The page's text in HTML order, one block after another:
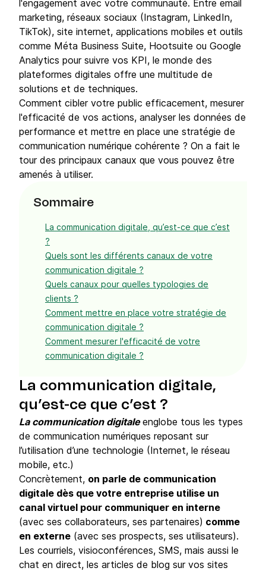
l'engagement avec votre communauté. Entre email
marketing, réseaux sociaux (Instagram, LinkedIn,
TikTok), site internet, applications mobiles et outils
comme Méta Business Suite, Hootsuite ou Google
Analytics pour suivre vos KPI, le monde des
plateformes digitales offre une multitude de
solutions et de techniques.
Comment cibler votre public efficacement, mesurer
l'efficacité de vos actions, analyser les données de
performance et mettre en place une stratégie de
communication numérique cohérente ? On a fait le
tour des principaux canaux que vous pouvez être
amenés à utiliser.
Sommaire
La communication digitale, qu’est-ce que c’est
?
Quels sont les différents canaux de votre
communication digitale ?
Quels canaux pour quelles typologies de
clients ?
Comment mettre en place votre stratégie de
communication digitale ?
Comment mesurer l'efficacité de votre
communication digitale ?
La communication digitale,
qu’est-ce que c’est ?
La communication digitaleenglobe tous les types
de communication numériques reposant sur
l’utilisation d’une technologie (Internet, le réseau
mobile, etc.)
Concrètement, on parle de communication
digitale dès que votre entreprise utilise un
canal virtuel pour communiquer en interne
(avec ses collaborateurs, ses partenaires) comme
en externe (avec ses prospects, ses utilisateurs).
Les courriels, visioconférences, SMS, mais aussi le
chat en direct, les articles de blog sur vos sites